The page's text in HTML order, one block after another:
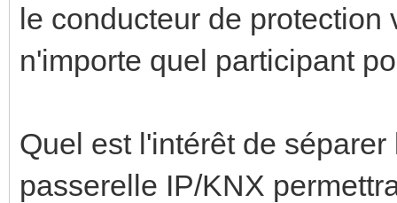
le conducteur de protection
n'importe quel participant
Quel est l'intérêt de
passerelle IP/KNX